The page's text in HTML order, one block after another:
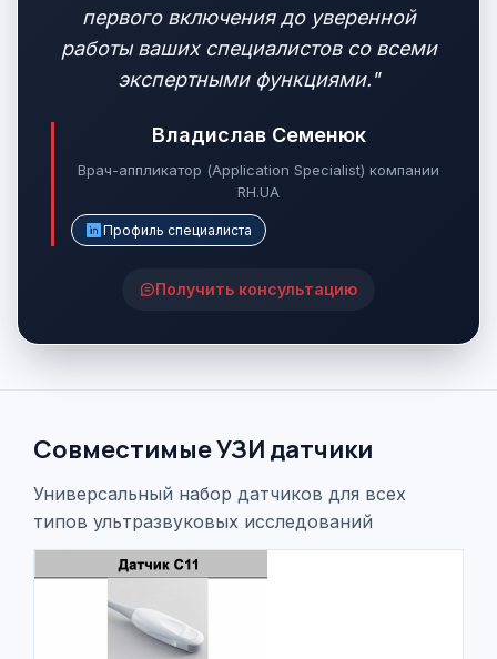
первого включения до уверенной
работы ваших специалистов со всеми
экспертными функциями."
Владислав Семенюк
Врач-аппликатор (Application Specialist) компании
RH.UA
Профиль специалиста
Получить консультацию
Совместимые УЗИ датчики
Универсальный набор датчиков для всех
типов ультразвуковых исследований